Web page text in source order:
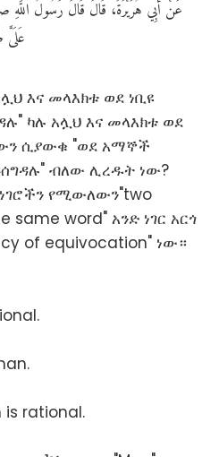
عَلَىَّ
እና መላእክቱ ወደ ነቢዩ
ካሉ አሏህ እና መላእክቱ ወደ
ሲያውቁ "ወደ አማኞች
ብለው ሊረዱት ነው?
ነገሮችን የሚውለውን"two
word" አንድ ነገር አርጎ
of equivocation" ነው።
is rational.